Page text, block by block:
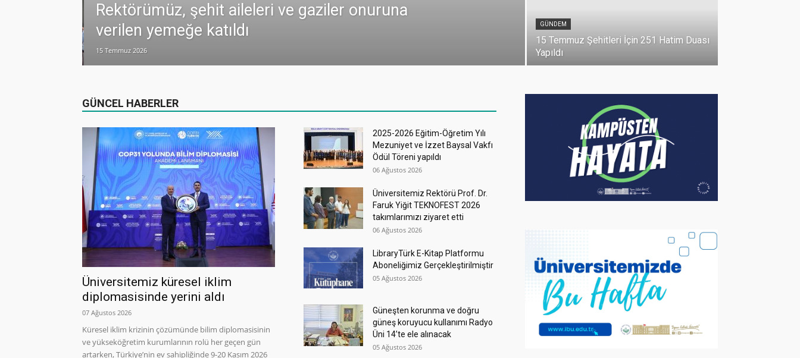
Rektörümüz, şehit aileleri ve gaziler onuruna
verilen yemeğe katıldı
15 Temmuz 2026
GÜNDEM
15 Temmuz Şehitleri İçin 251 Hatim Duası
Yapıldı
GÜNCEL HABERLER
Üniversitemiz küresel iklim
diplomasisinde yerini aldı
07 Ağustos 2026
Küresel iklim krizinin çözümünde bilim diplomasisinin
ve yükseköğretim kurumlarının rolü her geçen gün
artarken, Türkiye’nin ev sahipliğinde 9-20 Kasım 2026
2025-2026 Eğitim-Öğretim Yılı
Mezuniyet ve İzzet Baysal Vakfı
Ödül Töreni yapıldı
06 Ağustos 2026
Üniversitemiz Rektörü Prof. Dr.
Faruk Yiğit TEKNOFEST 2026
takımlarımızı ziyaret etti
06 Ağustos 2026
LibraryTürk E-Kitap Platformu
Aboneliğimiz Gerçekleştirilmiştir
05 Ağustos 2026
Güneşten korunma ve doğru
güneş koruyucu kullanımı Radyo
Üni 14’te ele alınacak
05 Ağustos 2026